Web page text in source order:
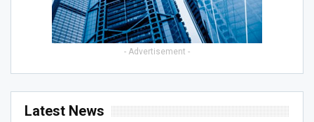
- Advertisement -
Latest News